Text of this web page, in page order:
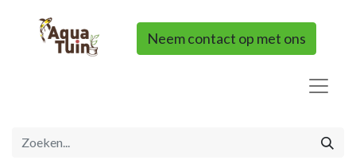
Neem contact op met ons